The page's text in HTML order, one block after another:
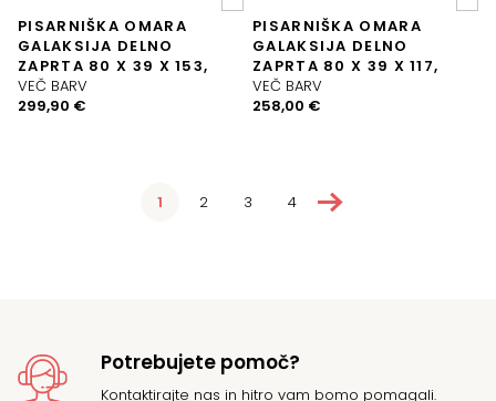
PISARNIŠKA OMARA
GALAKSIJA DELNO
ZAPRTA 80 X 39 X 153,
VEČ BARV
299,90 €
PISARNIŠKA OMARA
GALAKSIJA DELNO
ZAPRTA 80 X 39 X 117,
VEČ BARV
258,00 €
1 2 3 4→
Potrebujete pomoč?
Kontaktirajte nas in hitro vam bomo pomagali.